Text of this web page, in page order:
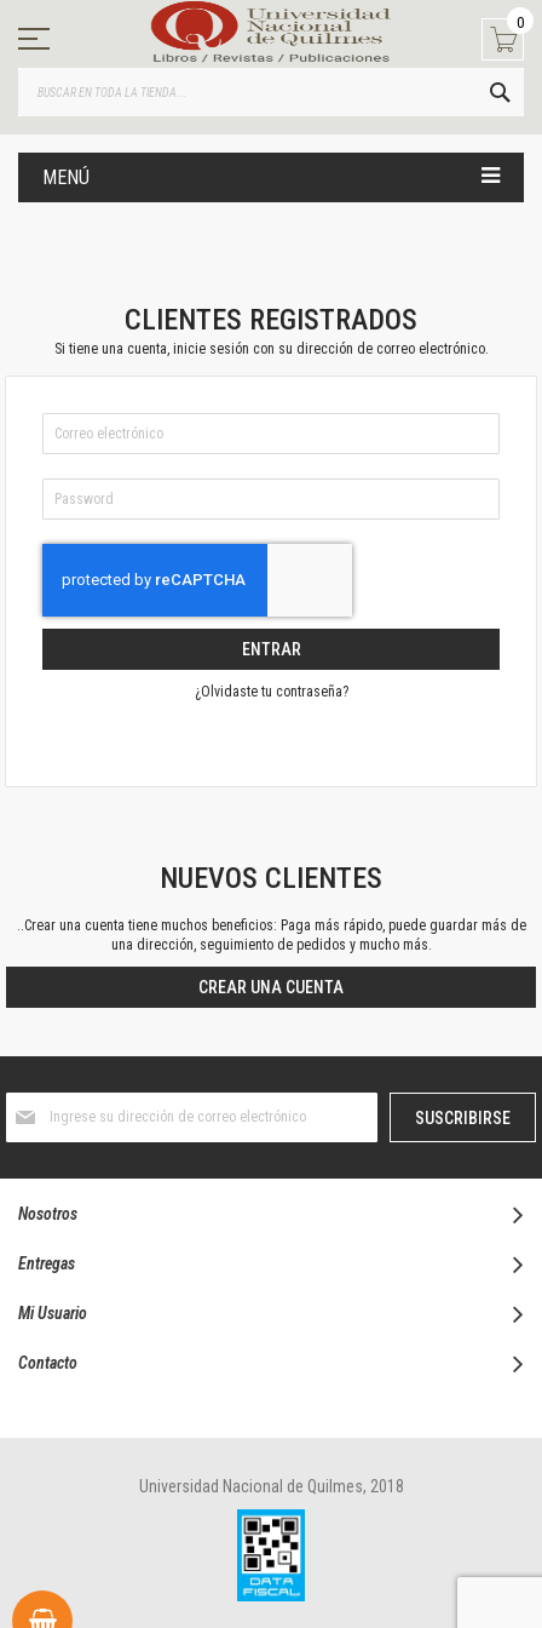
contenido
0
MENÚ
CLIENTES REGISTRADOS
Si tiene una cuenta, inicie sesión con su dirección de correo electrónico.
ENTRAR
¿Olvidaste tu contraseña?
NUEVOS CLIENTES
..Crear una cuenta tiene muchos beneficios: Paga más rápido, puede guardar más de
una dirección, seguimiento de pedidos y mucho más.
CREAR UNA CUENTA
boletín
SUSCRIBIRSE
Nosotros
Entregas
Mi Usuario
Contacto
Universidad Nacional de Quilmes, 2018